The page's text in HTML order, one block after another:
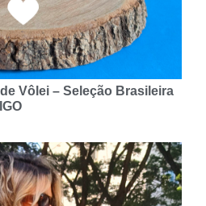
Vôlei – Seleção Brasileira